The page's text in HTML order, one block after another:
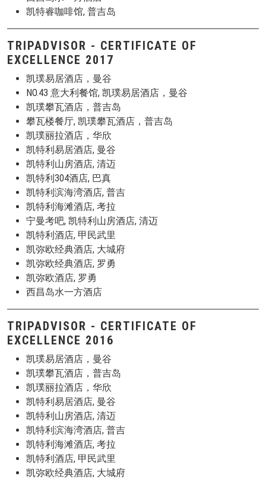
凯特睿咖啡馆, 普吉岛
TRIPADVISOR - CERTIFICATE OF
EXCELLENCE 2017
凯璞易居酒店，曼谷
NO.43 意大利餐馆, 凯璞易居酒店，曼谷
凯璞攀瓦酒店，普吉岛
攀瓦楼餐厅, 凯璞攀瓦酒店，普吉岛
凯璞丽拉酒店，华欣
凯特利易居酒店, 曼谷
凯特利山房酒店, 清迈
凯特利304酒店, 巴真
凯特利滨海湾酒店, 普吉
凯特利海滩酒店, 考拉
宁曼考吧, 凯特利山房酒店, 清迈
凯特利酒店, 甲民武里
凯弥欧经典酒店, 大城府
凯弥欧经典酒店, 罗勇
凯弥欧酒店, 罗勇
西昌岛水一方酒店
TRIPADVISOR - CERTIFICATE OF
EXCELLENCE 2016
凯璞易居酒店，曼谷
凯璞攀瓦酒店，普吉岛
凯璞丽拉酒店，华欣
凯特利易居酒店, 曼谷
凯特利山房酒店, 清迈
凯特利滨海湾酒店, 普吉
凯特利海滩酒店, 考拉
凯特利酒店, 甲民武里
凯弥欧经典酒店, 大城府